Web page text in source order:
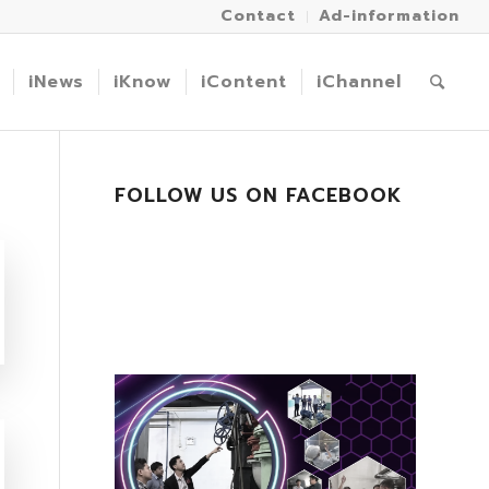
Contact Ad-information
iNews iKnow iContent iChannel
FOLLOW US ON FACEBOOK